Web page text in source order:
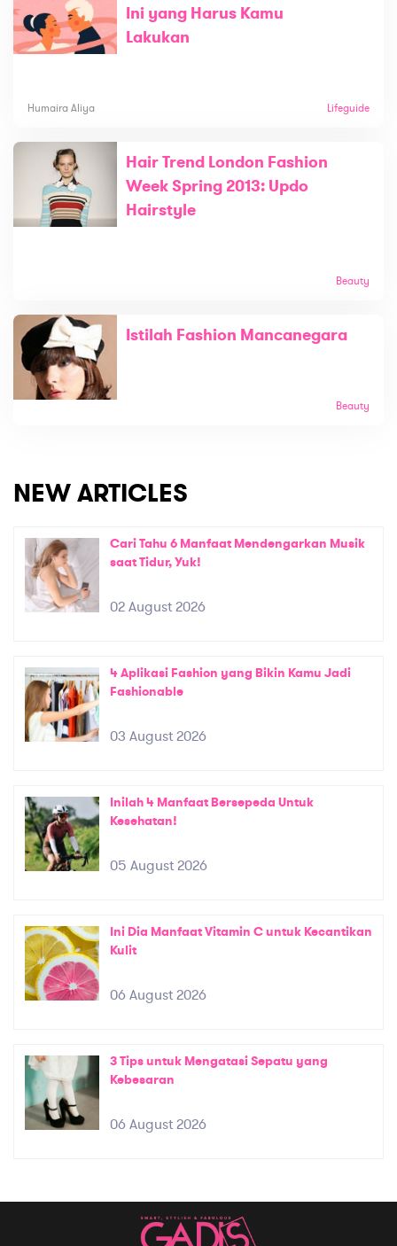
Ini yang Harus Kamu
Lakukan
Humaira Aliya Lifeguide
Hair Trend London Fashion
Week Spring 2013: Updo
Hairstyle
Beauty
Istilah Fashion Mancanegara
Beauty
NEW ARTICLES
Cari Tahu 6 Manfaat Mendengarkan Musik
saat Tidur, Yuk!
02 August 2026
4 Aplikasi Fashion yang Bikin Kamu Jadi
Fashionable
03 August 2026
Inilah 4 Manfaat Bersepeda Untuk
Kesehatan!
05 August 2026
Ini Dia Manfaat Vitamin C untuk Kecantikan
Kulit
06 August 2026
3 Tips untuk Mengatasi Sepatu yang
Kebesaran
06 August 2026